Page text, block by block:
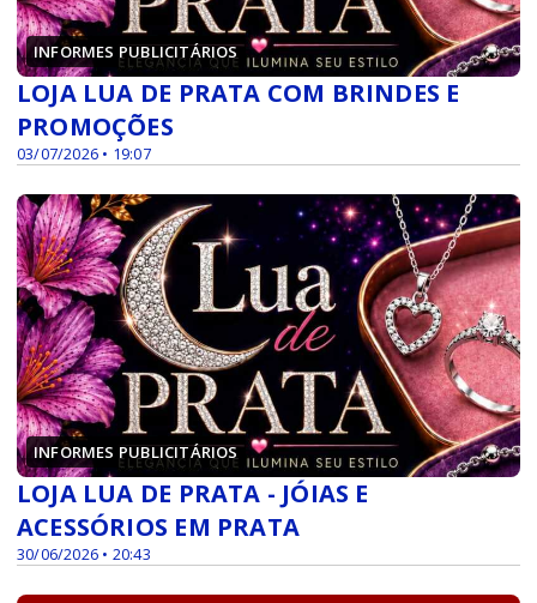
INFORMES PUBLICITÁRIOS
03/07/2026 • 19:07
LOJA LUA DE PRATA COM BRINDES E
PROMOÇÕES
INFORMES PUBLICITÁRIOS
30/06/2026 • 20:43
LOJA LUA DE PRATA - JÓIAS E
ACESSÓRIOS EM PRATA